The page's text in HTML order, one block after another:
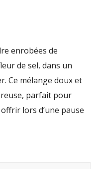
enrobées de
de sel, dans un
Ce mélange doux et
parfait pour
lors d’une pause